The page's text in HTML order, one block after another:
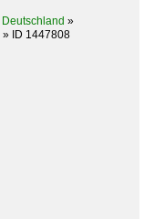
Deutschland »
» ID 1447808